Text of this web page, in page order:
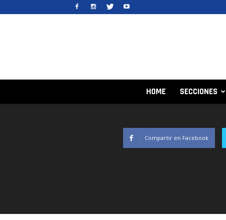
HOME SECCIONES
Compartir en Facebook